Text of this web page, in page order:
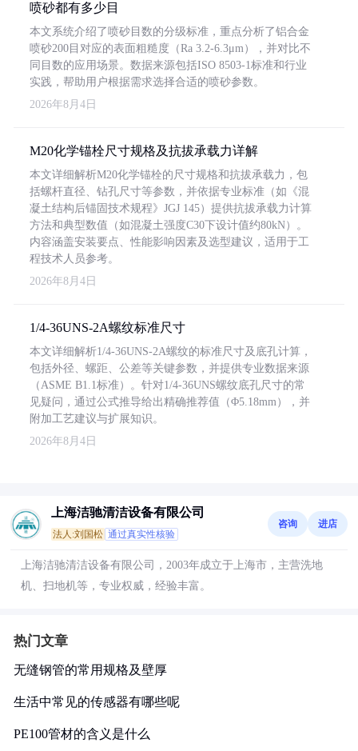
喷砂都有多少目
本文系统介绍了喷砂目数的分级标准，重点分析了铝合金
喷砂200目对应的表面粗糙度（Ra 3.2-6.3μm），并对比不
同目数的应用场景。数据来源包括ISO 8503-1标准和行业
实践，帮助用户根据需求选择合适的喷砂参数。
2026年8月4日
M20化学锚栓尺寸规格及抗拔承载力详解
本文详细解析M20化学锚栓的尺寸规格和抗拔承载力，包
括螺杆直径、钻孔尺寸等参数，并依据专业标准（如《混
凝土结构后锚固技术规程》JGJ 145）提供抗拔承载力计算
方法和典型数值（如混凝土强度C30下设计值约80kN）。
内容涵盖安装要点、性能影响因素及选型建议，适用于工
程技术人员参考。
2026年8月4日
1/4-36UNS-2A螺纹标准尺寸
本文详细解析1/4-36UNS-2A螺纹的标准尺寸及底孔计算，
包括外径、螺距、公差等关键参数，并提供专业数据来源
（ASME B1.1标准）。针对1/4-36UNS螺纹底孔尺寸的常
见疑问，通过公式推导给出精确推荐值（Φ5.18mm），并
附加工艺建议与扩展知识。
2026年8月4日
上海洁驰清洁设备有限公司
法人:刘国松 通过真实性核验
咨询 进店
上海洁驰清洁设备有限公司，2003年成立于上海市，主营洗地
机、扫地机等，专业权威，经验丰富。
热门文章
无缝钢管的常用规格及壁厚
生活中常见的传感器有哪些呢
PE100管材的含义是什么